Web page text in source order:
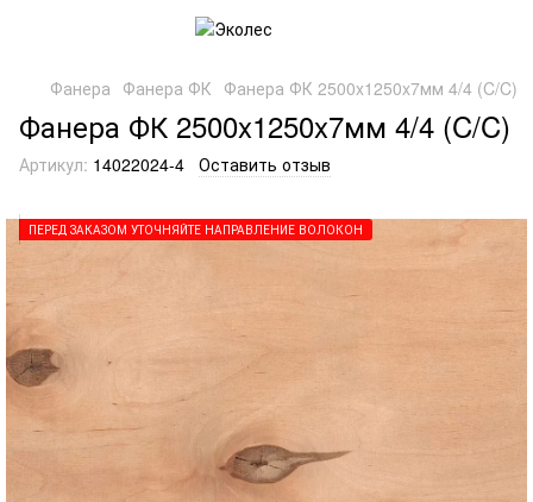
Фанера Фанера ФК Фанера ФК 2500x1250x7мм 4/4 (C/C)
Фанера ФК 2500x1250x7мм 4/4 (C/C)
Артикул: 14022024-4 Оставить отзыв
ПЕРЕД ЗАКАЗОМ УТОЧНЯЙТЕ НАПРАВЛЕНИЕ ВОЛОКОН